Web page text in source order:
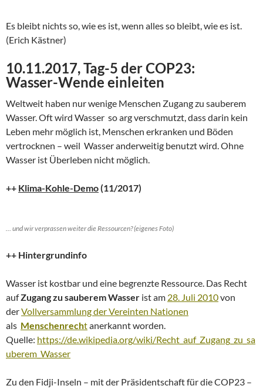
Es bleibt nichts so, wie es ist, wenn alles so bleibt, wie es ist.
(Erich Kästner)
10.11.2017, Tag-5 der COP23:
Wasser-Wende einleiten
Weltweit haben nur wenige Menschen Zugang zu sauberem
Wasser. Oft wird Wasser so arg verschmutzt, dass darin kein
Leben mehr möglich ist, Menschen erkranken und Böden
vertrocknen – weil Wasser anderweitig benutzt wird. Ohne
Wasser ist Überleben nicht möglich.
++ Klima-Kohle-Demo(11/2017)
… und wir verprassen weiter die Ressourcen? (eigenes Foto)
++ Hintergrundinfo
Wasser ist kostbar und eine begrenzte Ressource. Das Recht
aufZugang zu sauberem Wasser ist am 28. Juli 2010von
derVollversammlung der Vereinten Nationen
als Menschenrechtanerkannt worden.
Quelle: https://de.wikipedia.org/wiki/Recht_auf_Zugang_zu_sa
uberem_Wasser
Zu den Fidji-Inseln – mit der Präsidentschaft für die COP23 –